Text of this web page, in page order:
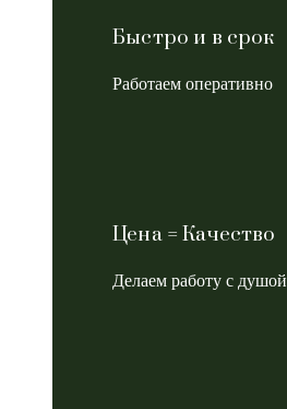
Быстро и в срок
Работаем оперативно
Цена = Качество
Делаем работу с душой